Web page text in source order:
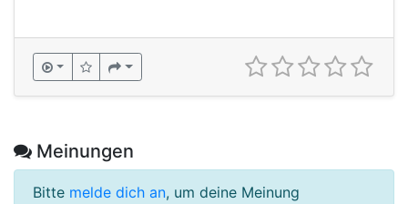
Meinungen
Bitte melde dich an, um deine Meinung